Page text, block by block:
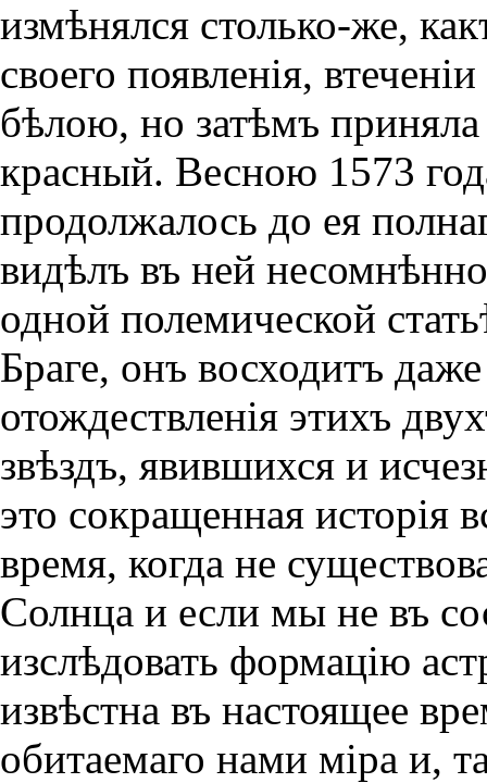
измѣнялся столько-же,
своего появленiя,
бѣлою, но затѣмъ
красный. Весною 1573
продолжалось до ея
видѣлъ въ ней
одной полемической
Браге, онъ восходитъ
отождествленiя этихъ
звѣздъ, явившихся и
это сокращенная исторiя
время, когда не
Солнца и если мы не въ
изслѣдовать формацiю
извѣстна въ настоящее
обитаемаго нами мiра и,